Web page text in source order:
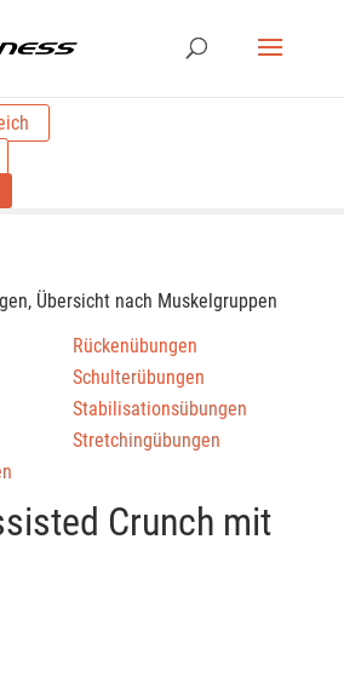
Übersicht nach Muskelgruppen
Rückenübungen
Schulterübungen
Stabilisationsübungen
Stretchingübungen
Crunch mit